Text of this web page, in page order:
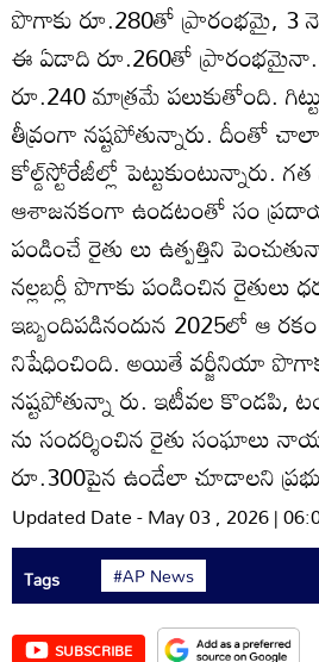
పొగాకు రూ.280తో ప్రారంభమై, 3
ఈ ఏడాది రూ.260తో ప్రారంభమైనా..
రూ.240 మాత్రమే పలుకుతోంది.
తీవ్రంగా నష్టపోతున్నారు. దీంతో
కోల్డ్‌స్టోరేజీల్లో పెట్టుకుంటున్నారు.
ఆశాజనకంగా ఉండటంతో సం
పండించే రైతు లు ఉత్పత్తిని
నల్లబర్లీ పొగాకు పండించిన రైతులు
ఇబ్బందిపడినందున 2025లో ఆ రకం
నిషేధించింది. అయితే వర్జీనియా
నష్టపోతున్నా రు. ఇటీవల కొండపి,
ను సందర్శించిన రైతు సంఘాలు
రూ.300పైన ఉండేలా చూడాలని
Updated Date - May 03 , 2026 |
Tags #AP News
SUBSCRIBE